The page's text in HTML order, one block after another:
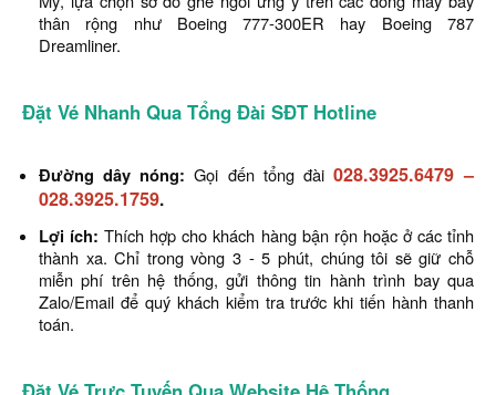
thân rộng như Boeing 777-300ER hay Boeing 787
Dreamliner.
Đặt Vé Nhanh Qua Tổng Đài SĐT Hotline
Đường dây nóng:Gọi đến tổng đài 028.3925.6479–
028.3925.1759.
Lợi ích:Thích hợp cho khách hàng bận rộn hoặc ở các tỉnh
thành xa. Chỉ trong vòng 3 - 5 phút, chúng tôi sẽ giữ chỗ
miễn phí trên hệ thống, gửi thông tin hành trình bay qua
Zalo/Email để quý khách kiểm tra trước khi tiến hành thanh
toán.